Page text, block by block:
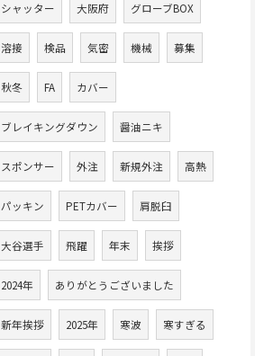
シャッター 大阪府 グローブBOX
溶接 検品 気密 機械 募集
秋冬 FA カバー
ブレイキングダウン 醤油ニキ
スポンサー 外注 新規外注 高熱
パッキン PETカバー 肩脱臼
大谷選手 飛躍 年末 挨拶
2024年 ありがとうございました
新年挨拶 2025年 寒波 寒すぎる